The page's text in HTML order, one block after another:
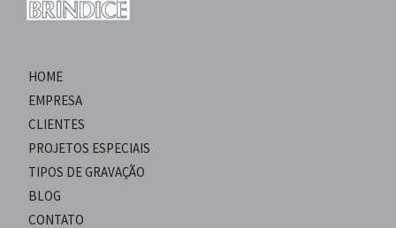
HOME
EMPRESA
CLIENTES
PROJETOS ESPECIAIS
TIPOS DE GRAVAÇÃO
BLOG
CONTATO